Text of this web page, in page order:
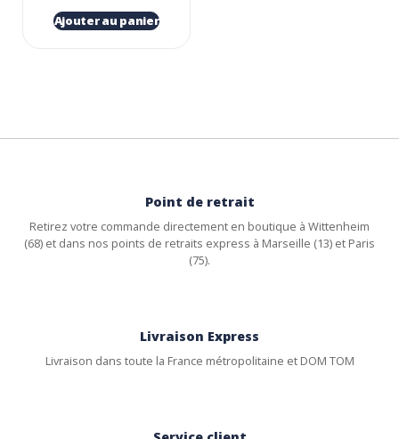
Ajouter au panier
Point de retrait
Retirez votre commande directement en boutique à Wittenheim
(68) et dans nos points de retraits express à Marseille (13) et Paris
(75).
Livraison Express
Livraison dans toute la France métropolitaine et DOM TOM